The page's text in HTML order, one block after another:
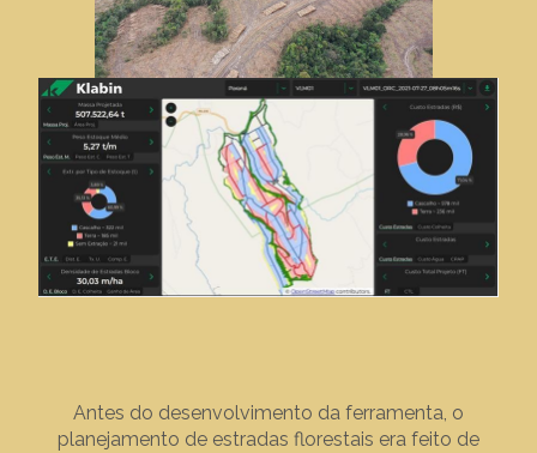
Antes do desenvolvimento da ferramenta, o
planejamento de estradas florestais era feito de